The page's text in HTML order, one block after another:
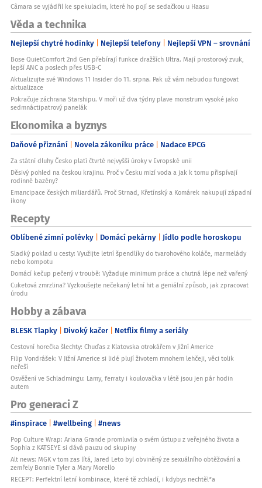
Câmara se vyjádřil ke spekulacím, které ho pojí se sedačkou u Haasu
Věda a technika
Nejlepší chytré hodinky Nejlepší telefony Nejlepší VPN – srovnání
Bose QuietComfort 2nd Gen přebírají funkce dražších Ultra. Mají prostorový zvuk,
lepší ANC a poslech přes USB-C
Aktualizujte své Windows 11 Insider do 11. srpna. Pak už vám nebudou fungovat
aktualizace
Pokračuje záchrana Starshipu. V moři už dva týdny plave monstrum vysoké jako
sedmnáctipatrový panelák
Ekonomika a byznys
Daňové přiznání Novela zákoníku práce Nadace EPCG
Za státní dluhy Česko platí čtvrté nejvyšší úroky v Evropské unii
Děsivý pohled na českou krajinu. Proč v Česku mizí voda a jak k tomu přispívají
rodinné bazény?
Emancipace českých miliardářů. Proč Strnad, Křetínský a Komárek nakupují západní
ikony
Recepty
Oblíbené zimní polévky Domácí pekárny Jídlo podle horoskopu
Sladký poklad u cesty: Využijte letní špendlíky do tvarohového koláče, marmelády
nebo kompotu
Domácí kečup pečený v troubě: Vyžaduje minimum práce a chutná lépe než vařený
Cuketová zmrzlina? Vyzkoušejte nečekaný letní hit a geniální způsob, jak zpracovat
úrodu
Hobby a zábava
BLESK Tlapky Divoký kačer Netflix filmy a seriály
Cestovní horečka šlechty: Chuďas z Klatovska otrokářem v Jižní Americe
Filip Vondrášek: V Jižní Americe si lidé plují životem mnohem lehčeji, věci tolik
neřeší
Osvěžení ve Schladmingu: Lamy, ferraty i koulovačka v létě jsou jen pár hodin
autem
Pro generaci Z
#inspirace #wellbeing #news
Pop Culture Wrap: Ariana Grande promluvila o svém ústupu z veřejného života a
Sophia z KATSEYE si dává pauzu od skupiny
Alt news: MGK v tom zas lítá, Jared Leto byl obviněný ze sexuálního obtěžování a
zemřely Bonnie Tyler a Mary Morello
RECEPT: Perfektní letní kombinace, které tě zchladí, i kdybys nechtěl*a